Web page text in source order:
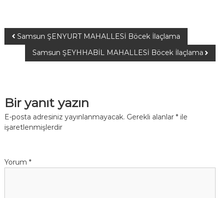
Samsun ŞENYURT MAHALLESİ Böcek İlaçlama
Samsun ŞEYHHABİL MAHALLESİ Böcek İlaçlama
Bir yanıt yazın
E-posta adresiniz yayınlanmayacak. Gerekli alanlar *ile
işaretlenmişlerdir
Yorum *